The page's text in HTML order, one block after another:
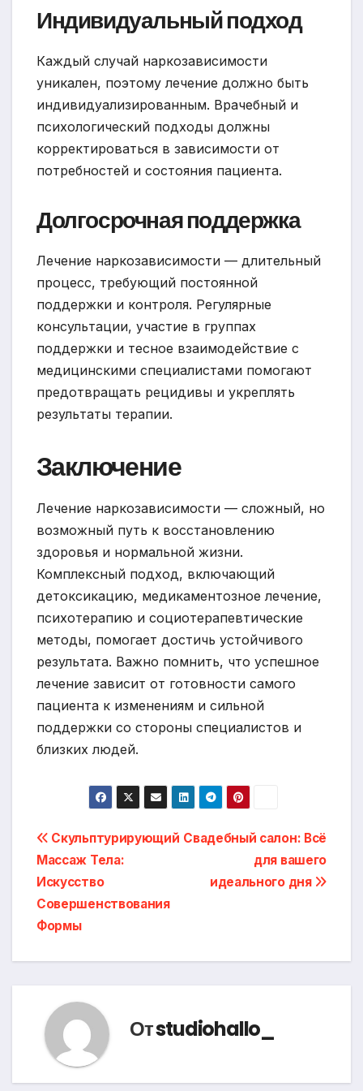
Индивидуальный подход
Каждый случай наркозависимости
уникален, поэтому лечение должно быть
индивидуализированным. Врачебный и
психологический подходы должны
корректироваться в зависимости от
потребностей и состояния пациента.
Долгосрочная поддержка
Лечение наркозависимости — длительный
процесс, требующий постоянной
поддержки и контроля. Регулярные
консультации, участие в группах
поддержки и тесное взаимодействие с
медицинскими специалистами помогают
предотвращать рецидивы и укреплять
результаты терапии.
Заключение
Лечение наркозависимости — сложный, но
возможный путь к восстановлению
здоровья и нормальной жизни.
Комплексный подход, включающий
детоксикацию, медикаментозное лечение,
психотерапию и социотерапевтические
методы, помогает достичь устойчивого
результата. Важно помнить, что успешное
лечение зависит от готовности самого
пациента к изменениям и сильной
поддержки со стороны специалистов и
близких людей.
Навигация
по
записям
Свадебный салон: Всё
для вашего
идеального дня
Скульптурирующий
Массаж Тела:
Искусство
Совершенствования
Формы
Отstudiohallo_